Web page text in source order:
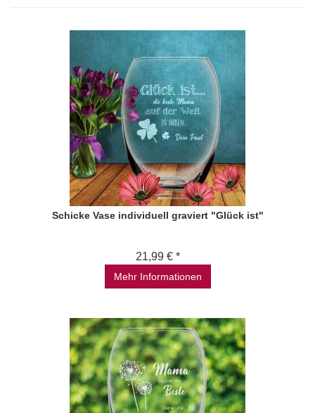
Schicke Vase individuell graviert "Glück ist"
21,99 € *
Mehr Informationen